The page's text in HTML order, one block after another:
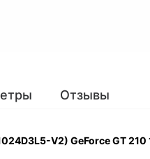
Отзывы
V2) GeForce GT